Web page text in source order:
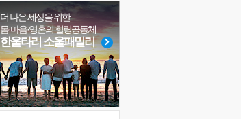
꿈이 실제가 되는 것
'말 타는 법'을 먼저
졸업식 사진을 보며
극심한 변비, 어깨결림, 수면 장애
아픈 아버지를 위한 공간 설계
보고 싶은 어머니
유년 시절의 부산 영도 바다
#비전캠프
#명상
#사람
#유튜브
#면역력
#바이러스
#리더
#삶
#도움
#링컨학교
#힐링
#독서캠프
더 나은 세상을 위한
몸·마음·영혼의 힐링공동체
한울타리 소울패밀리